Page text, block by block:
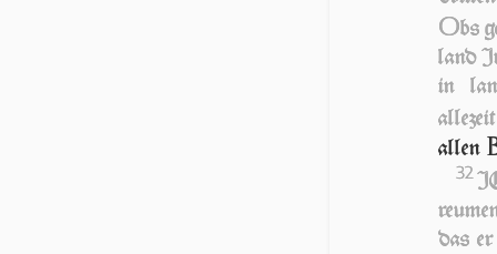
Obs
land
in
allen
32
das